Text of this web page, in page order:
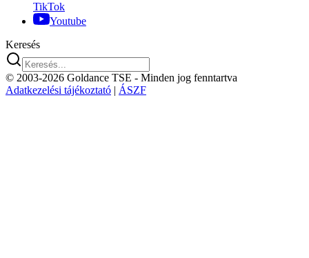
TikTok
Youtube
Keresés
© 2003-2026 Goldance TSE - Minden jog fenntartva
Adatkezelési tájékoztató
ÁSZF